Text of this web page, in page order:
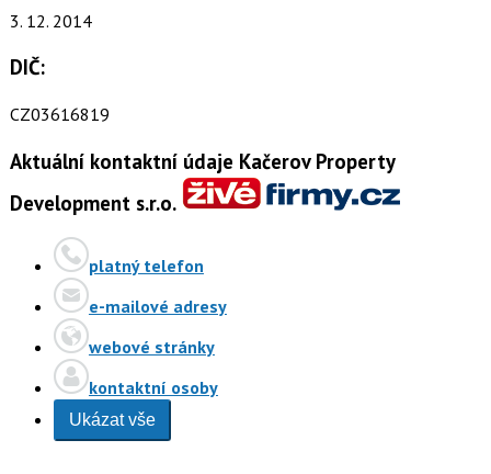
3. 12. 2014
DIČ:
CZ03616819
Aktuální kontaktní údaje Kačerov Property
Development s.r.o.
platný telefon
e-mailové adresy
webové stránky
kontaktní osoby
Ukázat vše